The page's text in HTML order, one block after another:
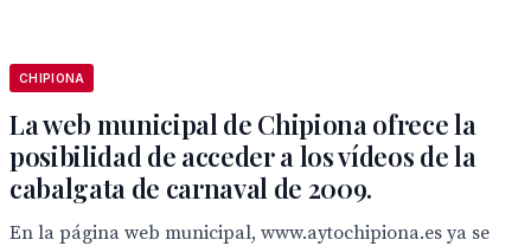
CHIPIONA
La web municipal de Chipiona ofrece la
posibilidad de acceder a los vídeos de la
cabalgata de carnaval de 2009.
En la página web municipal, www.aytochipiona.es ya se